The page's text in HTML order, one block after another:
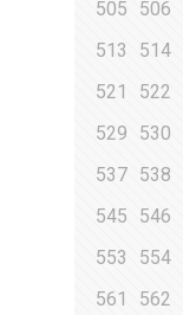
505 506
513
514
521
522
529
530
537 538
545
546
553
554
561
562